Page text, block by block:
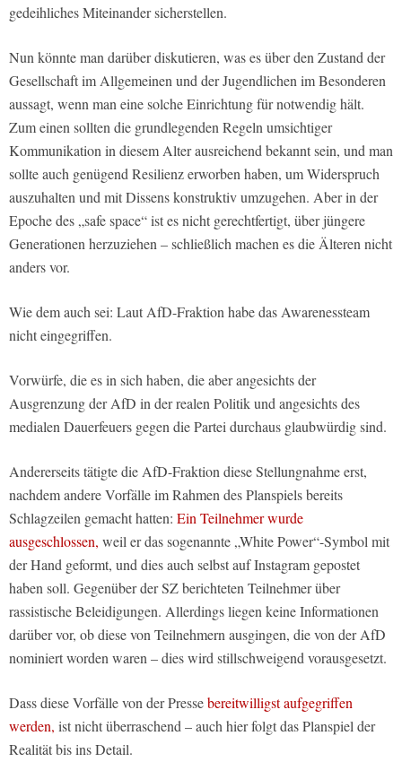
gedeihliches Miteinander sicherstellen.
Nun könnte man darüber diskutieren, was es über den Zustand der
Gesellschaft im Allgemeinen und der Jugendlichen im Besonderen
aussagt, wenn man eine solche Einrichtung für notwendig hält.
Zum einen sollten die grundlegenden Regeln umsichtiger
Kommunikation in diesem Alter ausreichend bekannt sein, und man
sollte auch genügend Resilienz erworben haben, um Widerspruch
auszuhalten und mit Dissens konstruktiv umzugehen. Aber in der
Epoche des „safe space“ ist es nicht gerechtfertigt, über jüngere
Generationen herzuziehen – schließlich machen es die Älteren nicht
anders vor.
Wie dem auch sei: Laut AfD-Fraktion habe das Awarenessteam
nicht eingegriffen.
Vorwürfe, die es in sich haben, die aber angesichts der
Ausgrenzung der AfD in der realen Politik und angesichts des
medialen Dauerfeuers gegen die Partei durchaus glaubwürdig sind.
Andererseits tätigte die AfD-Fraktion diese Stellungnahme erst,
nachdem andere Vorfälle im Rahmen des Planspiels bereits
Schlagzeilen gemacht hatten: Ein Teilnehmer wurde
ausgeschlossen, weil er das sogenannte „White Power“-Symbol mit
der Hand geformt, und dies auch selbst auf Instagram gepostet
haben soll. Gegenüber der SZ berichteten Teilnehmer über
rassistische Beleidigungen. Allerdings liegen keine Informationen
darüber vor, ob diese von Teilnehmern ausgingen, die von der AfD
nominiert worden waren – dies wird stillschweigend vorausgesetzt.
Dass diese Vorfälle von der Pressebereitwilligst aufgegriffen
werden, ist nicht überraschend – auch hier folgt das Planspiel der
Realität bis ins Detail.